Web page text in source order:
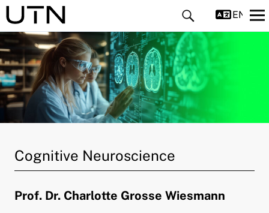
Menü aufklappen
Menü aufklappen
Cognitive Neuroscience
Prof. Dr. Charlotte Grosse Wiesmann